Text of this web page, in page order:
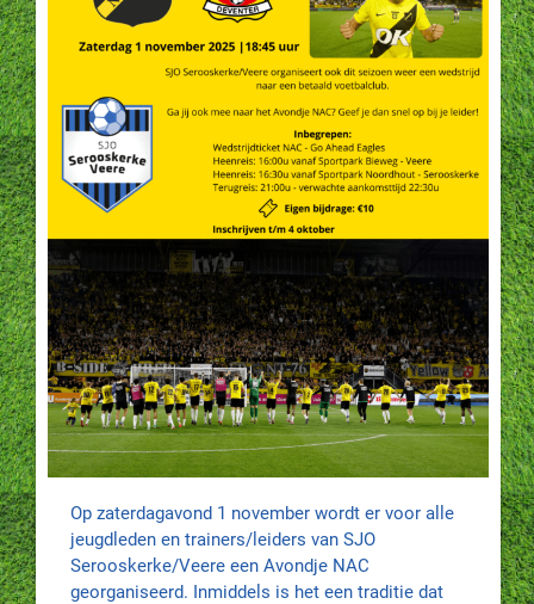
Op zaterdagavond 1 november wordt er voor alle
jeugdleden en trainers/leiders van SJO
Serooskerke/Veere een Avondje NAC
georganiseerd. Inmiddels is het een traditie dat